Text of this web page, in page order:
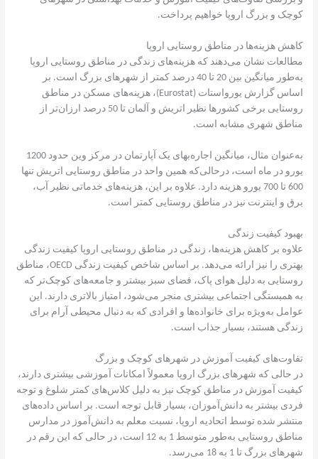
کوچک و بزرگ اروپا خواهیم پرداخت.
کاهش هزینه‌ها در مناطق روستایی اروپا
مطالعات نشان می‌دهند که هزینه‌های زندگی در مناطق روستایی اروپا
به‌طور میانگین بین 20 تا 40 درصد کمتر از شهرهای بزرگ است. بر
اساس گزارش یورواستات (Eurostat)، هزینه‌های مسکن در مناطق
روستایی برخی کشورها نظیر اتریش و آلمان تا 50 درصد ارزان‌تر از
مناطق شهری مشابه است.
به‌عنوان مثال، میانگین اجاره‌بهای یک آپارتمان در مرکز وین حدود 1200
یورو در ماه است، درحالی‌که همین واحد در مناطق روستایی اتریش تنها
600 تا 700 یورو هزینه دارد. علاوه بر این، هزینه‌های خدماتی نظیر آب،
برق و اینترنت نیز در مناطق روستایی کمتر است.
بهبود کیفیت زندگی
علاوه بر کاهش هزینه‌ها، زندگی در مناطق روستایی اروپا کیفیت زندگی
بهتری را نیز ارائه می‌دهد. بر اساس شاخص کیفیت زندگی OECD، مناطق
روستایی به دلیل هوای پاک، فضای سبز بیشتر و جامعه‌های کوچک‌تر که
به همبستگی اجتماعی بیشتری منجر می‌شود، امتیاز بالاتری دارند. این
عوامل به‌ویژه برای خانواده‌ها و افرادی که به دنبال محیطی آرام برای
زندگی هستند، بسیار جذاب است.
تفاوت‌های کیفیت آموزش در شهرهای کوچک و بزرگ
در حالی که شهرهای بزرگ اروپا معمولاً امکانات آموزشی بیشتری دارند،
کیفیت آموزش در مناطق کوچک نیز به دلیل کلاس‌های کمتر شلوغ و توجه
فردی بیشتر به دانش‌آموزان، بسیار قابل توجه است. بر اساس داده‌های
منتشر شده توسط اتحادیه اروپا، نسبت معلم به دانش‌آموز در مدارس
مناطق روستایی به‌طور متوسط 1 به 12 است، در حالی که این رقم در
شهرهای بزرگ تا 1 به 18 می‌رسد.